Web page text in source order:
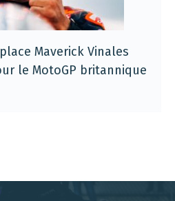
Maverick Vinales
le MotoGP britannique